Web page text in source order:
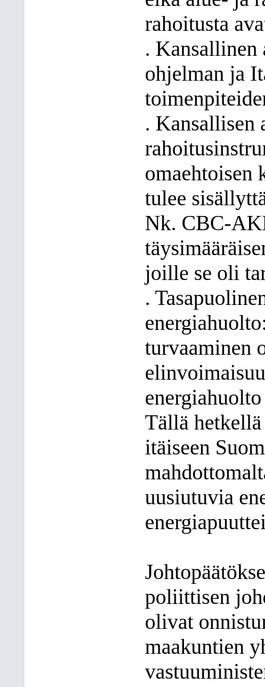
rahoitusta
.
ohjelman ja
. Kansallisen
omaehtoisen
tulee
Nk. CBC-
joille se oli
.
turvaaminen
Tällä
itäiseen
uusiutuvia
poliittisen
olivat
maakuntien